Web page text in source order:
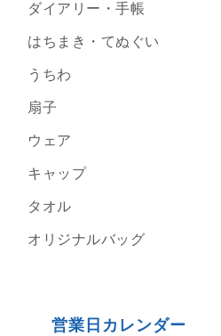
ダイアリー・手帳
はちまき・てぬぐい
うちわ
扇子
ウェア
キャップ
タオル
オリジナルバッグ
営業日カレンダー